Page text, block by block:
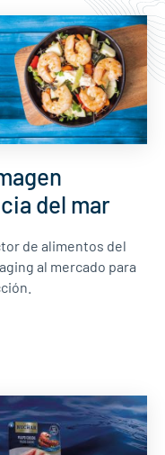
del mar
de alimentos del
al mercado para